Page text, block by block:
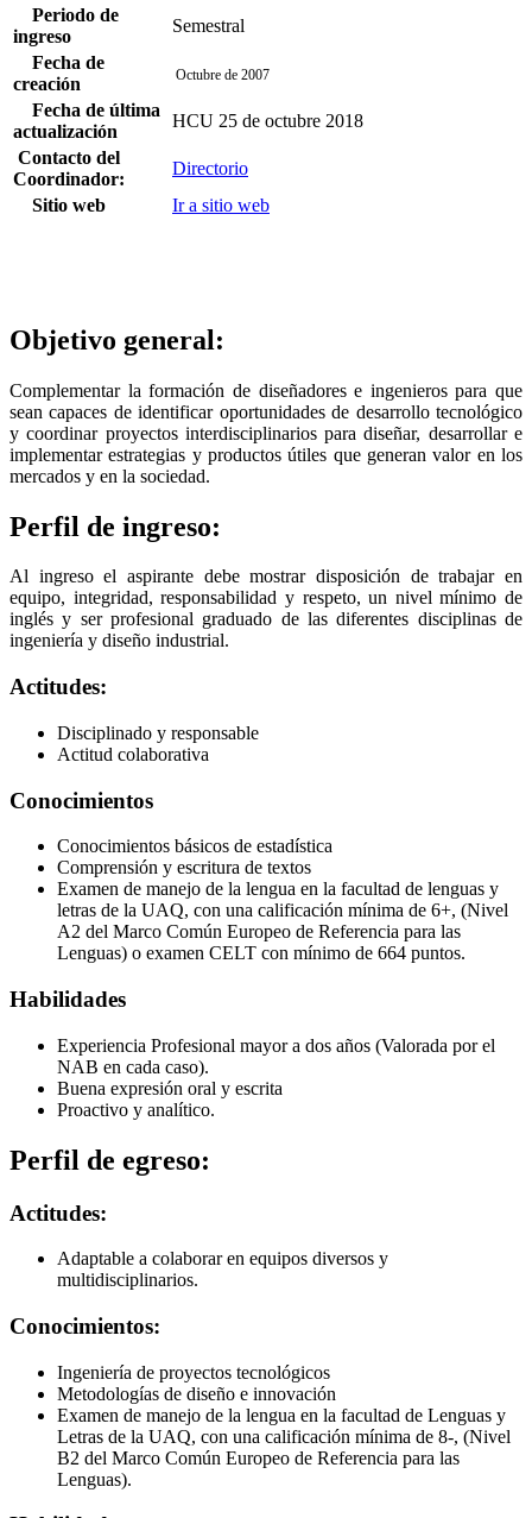
Periodo de
ingreso
Semestral
Fecha de
creación
Octubre de 2007
Fecha de última
actualización
HCU 25 de octubre 2018
Contacto del
Coordinador:
Directorio
Sitio web
Ir a sitio web
Objetivo general:
Complementar la formación de diseñadores e ingenieros para que
sean capaces de identificar oportunidades de desarrollo tecnológico
y coordinar proyectos interdisciplinarios para diseñar, desarrollar e
implementar estrategias y productos útiles que generan valor en los
mercados y en la sociedad.
Perfil de ingreso:
Al ingreso el aspirante debe mostrar disposición de trabajar en
equipo, integridad, responsabilidad y respeto, un nivel mínimo de
inglés y ser profesional graduado de las diferentes disciplinas de
ingeniería y diseño industrial.
Actitudes:
Disciplinado y responsable
Actitud colaborativa
Conocimientos
Conocimientos básicos de estadística
Comprensión y escritura de textos
Examen de manejo de la lengua en la facultad de lenguas y
letras de la UAQ, con una calificación mínima de 6+, (Nivel
A2 del Marco Común Europeo de Referencia para las
Lenguas) o examen CELT con mínimo de 664 puntos.
Habilidades
Experiencia Profesional mayor a dos años (Valorada por el
NAB en cada caso).
Buena expresión oral y escrita
Proactivo y analítico.
Perfil de egreso:
Actitudes:
Adaptable a colaborar en equipos diversos y
multidisciplinarios.
Conocimientos:
Ingeniería de proyectos tecnológicos
Metodologías de diseño e innovación
Examen de manejo de la lengua en la facultad de Lenguas y
Letras de la UAQ, con una calificación mínima de 8-, (Nivel
B2 del Marco Común Europeo de Referencia para las
Lenguas).